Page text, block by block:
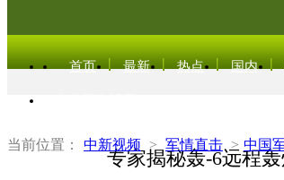
首页 最新 热点 国内
当前位置： 中新视频 > 军情直击 > 中国
专家揭秘轰-6远程